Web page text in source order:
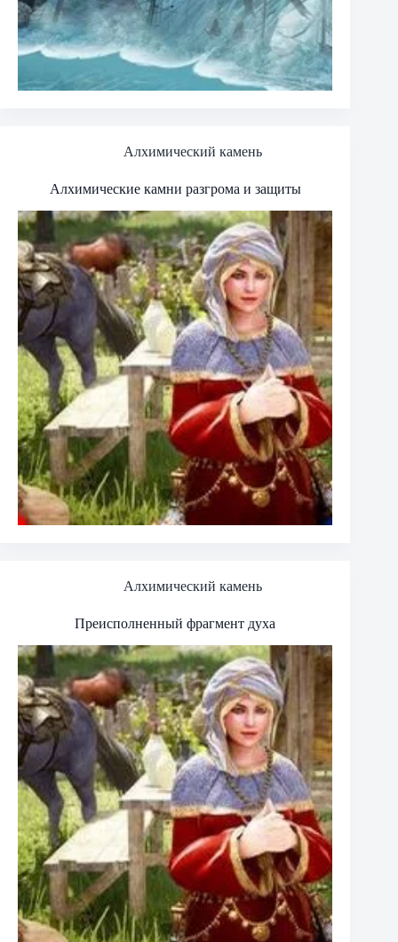
Алхимический камень
Алхимические камни разгрома и защиты
Алхимический камень
Преисполненный фрагмент духа